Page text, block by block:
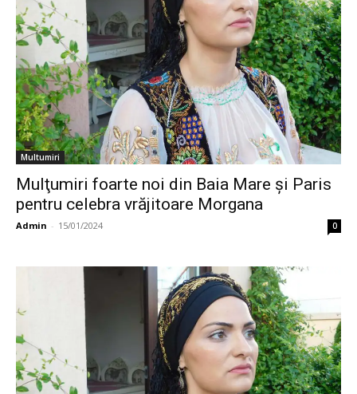
Multumiri
Mulţumiri foarte noi din Baia Mare și Paris
pentru celebra vrăjitoare Morgana
Admin - 15/01/2024 0